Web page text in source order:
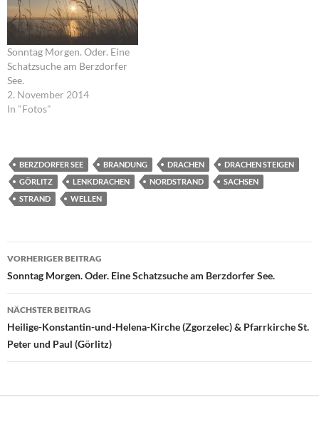
Sonntag Morgen. Oder. Eine
Schatzsuche am Berzdorfer
See.
2. November 2014
In "Fotos"
BERZDORFER SEE BRANDUNG DRACHEN
DRACHEN STEIGEN
GÖRLITZ
LENKDRACHEN NORDSTRAND
SACHSEN
STRAND
WELLEN
Beitragsnavigation
VORHERIGER BEITRAG
Sonntag Morgen. Oder. Eine Schatzsuche am Berzdorfer See.
NÄCHSTER BEITRAG
Heilige-Konstantin-und-Helena-Kirche (Zgorzelec) & Pfarrkirche St.
Peter und Paul (Görlitz)